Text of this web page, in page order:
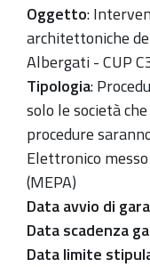
Oggetto:
architettoniche
Albergati - CUP
Tipologia:
solo le società
procedure
Elettronico
(MEPA)
Data avvio di
Data scadenza
Data limite